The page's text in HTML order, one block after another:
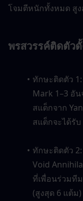
โจมตีหนักทั้งหมด สูง
พรสวรรค์ติดตัวดั้
ทักษะติดตัว
Mark 1–3 อัน
สแต็กจาก
สแต็กจะได้รับ
ทักษะติดตัว
Void
ที่เพื่อนร่วมที
(สูงสุด 6 แต้ม